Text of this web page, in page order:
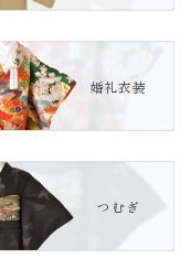
婚礼衣装
つむぎ